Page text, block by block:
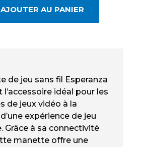
AJOUTER AU PANIER
de jeu sans fil Esperanza
l’accessoire idéal pour les
de jeux vidéo à la
expérience de jeu
Grâce à sa connectivité
manette offre une